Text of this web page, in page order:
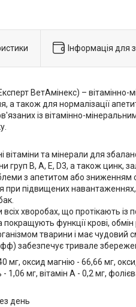
Інформація для
ВетАмінекс) – вітамінно-
а також для нормалізації
із вітамінно-
вітаміни та мінерали для
груп В, А, Е, D3, а також цинк,
з апетитом або зниженням
при підвищених
хворобах, що протікають із
функції крові, обмін
тварини і має чудовий
забезпечує тривале
оксид магнію - 66,66 мг,
- 1,06 мг, вітамін А - 0,2 мг,
день